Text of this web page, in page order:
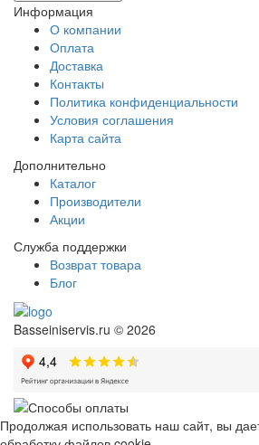
Информация
О компании
Оплата
Доставка
Контакты
Политика конфиденциальности
Условия соглашения
Карта сайта
Дополнительно
Каталог
Производители
Акции
Служба поддержки
Возврат товара
Блог
Basseiniservis.ru © 2026
Продолжая использовать наш сайт, вы